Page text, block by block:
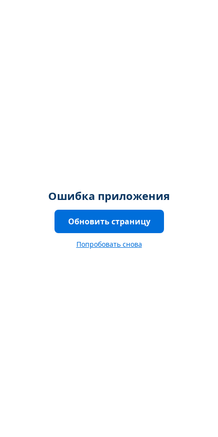
Ошибка приложения
Обновить страницу
Попробовать снова